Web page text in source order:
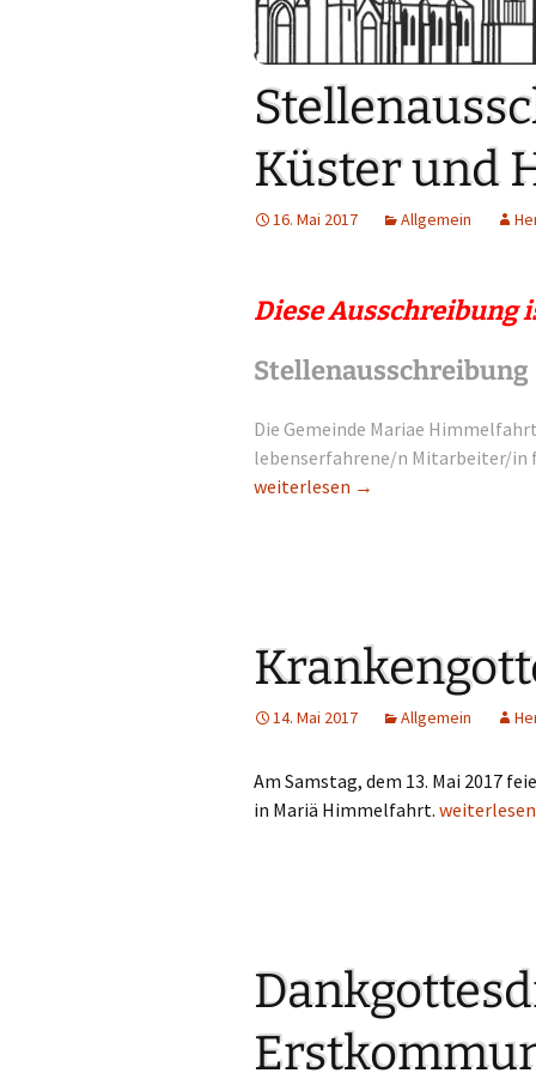
Links
Oekum.
PGR-Wahl 2019
Prävention im
Terminplan
Wochenblatt
Startseite
Küster und
16. Mai 2017 Allgemein
Diese Ausschreibung
Stellenausschreibung
Die Gemeinde Mariae
lebenserfahrene/n Mitarbeiter/in
Stellenausschreibung – Küster und
weiterlesen →
14. Mai 2017 Allgemein
Am Samstag, dem 13. Mai 2017
in Mariä Himmelfahrt. weiterlesen